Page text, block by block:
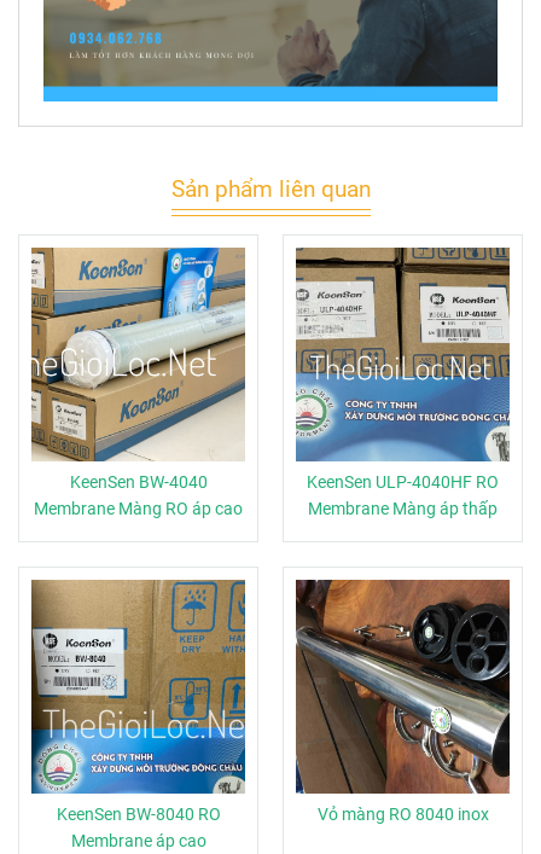
Sản phẩm liên quan
KeenSen BW-4040
Membrane Màng RO áp cao
KeenSen ULP-4040HF RO
Membrane Màng áp thấp
KeenSen BW-8040 RO
Membrane áp cao
Vỏ màng RO 8040 inox